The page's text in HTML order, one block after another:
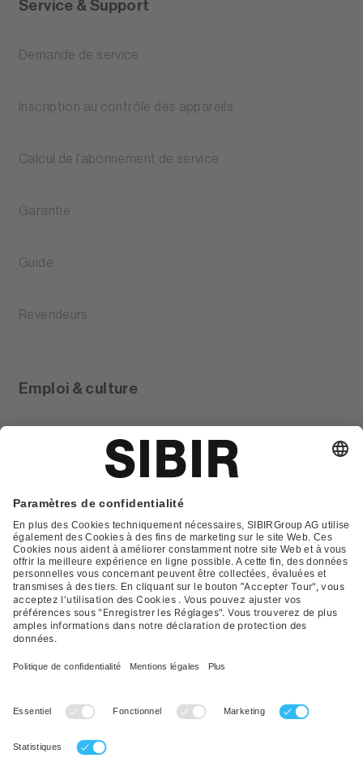
Service & Support
Demande de service
Inscription au contrôle des appareils
Calcul de l’abonnement de service
Garantie
Guide
Revendeurs
Emploi & culture
Contact
FAQ
Déclaration de protection